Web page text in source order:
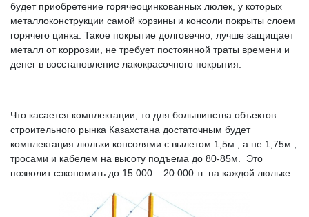
будет приобретение горячеоцинкованных люлек, у которых
металлоконструкции самой корзины и консоли покрыты слоем
горячего цинка. Такое покрытие долговечно, лучше защищает
металл от коррозии, не требует постоянной траты времени и
денег в восстановление лакокрасочного покрытия.
Что касается комплектации, то для большинства объектов
строительного рынка Казахстана достаточным будет
комплектация люльки консолями с вылетом 1,5м., а не 1,75м.,
тросами и кабелем на высоту подъема до 80-85м. Это
позволит сэкономить до 15 000 – 20 000 тг. на каждой люльке.